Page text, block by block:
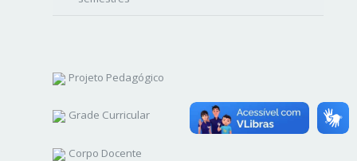
Projeto Pedagógico
Grade Curricular
Corpo Docente